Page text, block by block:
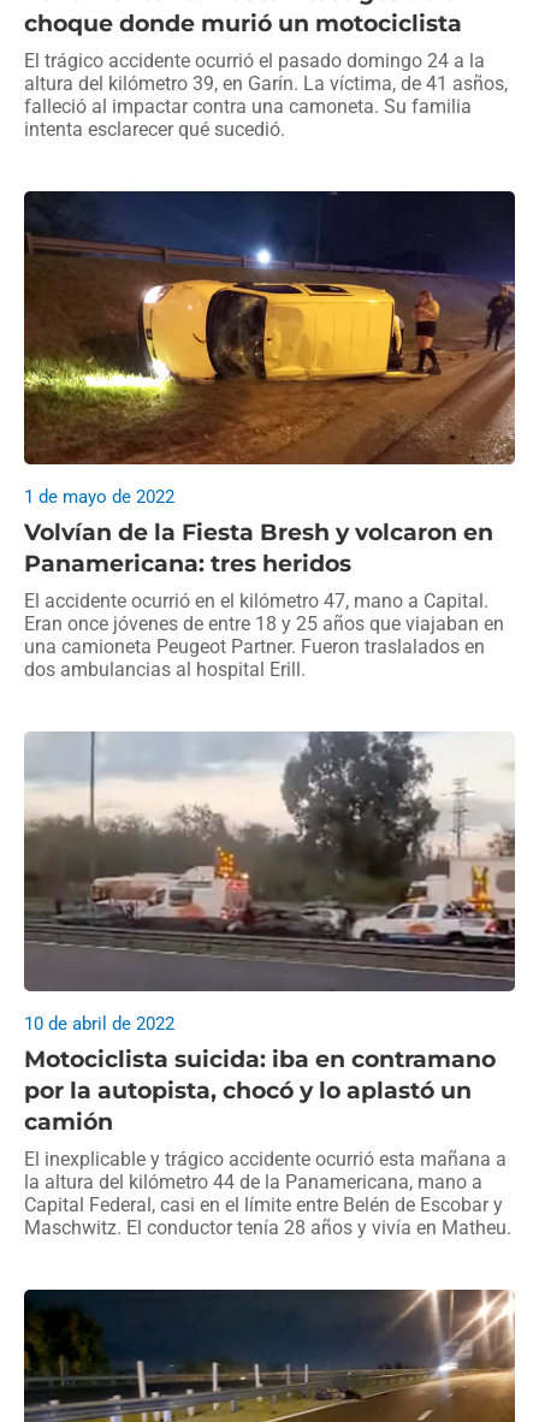
choque donde murió un motociclista
El trágico accidente ocurrió el pasado domingo 24 a la
altura del kilómetro 39, en Garín. La víctima, de 41 asños,
falleció al impactar contra una camoneta. Su familia
intenta esclarecer qué sucedió.
Volvían de la Fiesta Bresh y volcaron en
Panamericana: tres heridos
1 de mayo de 2022
El accidente ocurrió en el kilómetro 47, mano a Capital.
Eran once jóvenes de entre 18 y 25 años que viajaban en
una camioneta Peugeot Partner. Fueron traslalados en
dos ambulancias al hospital Erill.
Motociclista suicida: iba en contramano
por la autopista, chocó y lo aplastó un
camión
10 de abril de 2022
El inexplicable y trágico accidente ocurrió esta mañana a
la altura del kilómetro 44 de la Panamericana, mano a
Capital Federal, casi en el límite entre Belén de Escobar y
Maschwitz. El conductor tenía 28 años y vivía en Matheu.